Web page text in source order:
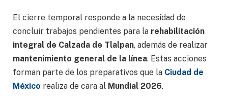
El cierre temporal responde a la necesidad de
concluir trabajos pendientes para la rehabilitación
integral de Calzada de Tlalpan, además de realizar
mantenimiento general de la línea. Estas acciones
forman parte de los preparativos que la Ciudad de
México realiza de cara al Mundial 2026.